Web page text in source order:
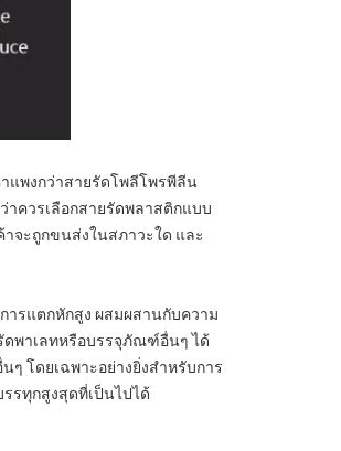
แพงกว่าสายรัดโพลีโพรพีลีน
าควรเลือกสายรัดพลาสติกแบบ
จะถูกขนส่งในสภาวะใด และ
ารแตกหักสูง ผสมผสานกับความ
ดพาเลทหรือบรรจุภัณฑ์อื่นๆ ได้
ๆ โดยเฉพาะอย่างยิ่งสำหรับการ
รทุกสูงสุดที่เป็นไปได้